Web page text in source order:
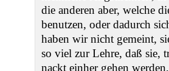
die anderen aber, welche
benutzen, oder dadurch
haben wir nicht gemeint,
so viel zur Lehre, daß sie,
nackt einher gehen